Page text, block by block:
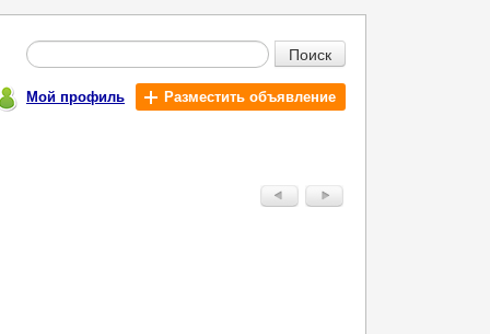
Поиск
Мой профиль Разместить объявление